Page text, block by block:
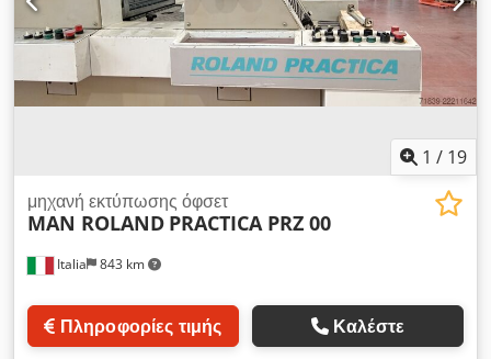
1 / 19
Italia 843 km
μηχανή εκτύπωσης όφσετ
MAN ROLAND PRACTICA PRZ 00
Πληροφορίες τιμής Καλέστε